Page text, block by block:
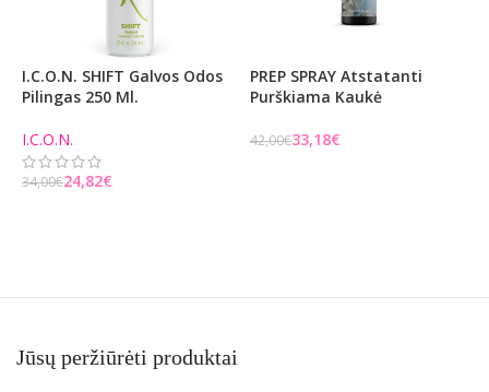
I.C.O.N. SHIFT Galvos Odos
Pilingas 250 Ml.
I.C.O.N.
34,00€24,82€
PREP SPRAY Atstatanti
Purškiama Kaukė
42,00€33,18€
Jūsų peržiūrėti produktai